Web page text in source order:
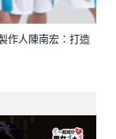
作人陳南宏：打造